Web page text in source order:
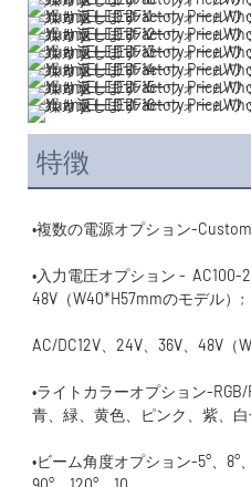
特徴
•入力電圧オプション -  AC100-
•ライトカラーオプション-RGB/
•ビーム角度オプション-5°、8°、